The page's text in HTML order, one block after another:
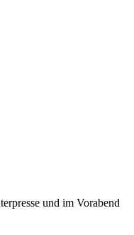
und im Vorabend